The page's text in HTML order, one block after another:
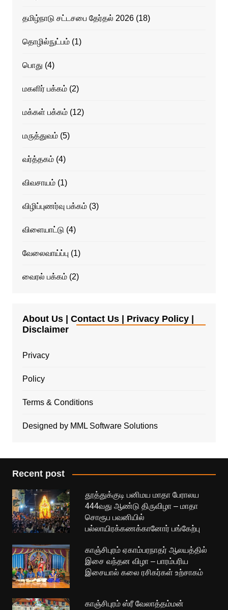
தமிழ்நாடு சட்டசபை தேர்தல் 2026(18)
தொழில்நுட்பம்(1)
பொது (4)
மகளிர் பக்கம்(2)
மக்கள் பக்கம்(12)
மருத்துவம்(5)
வர்த்தகம்(4)
விவசாயம்(1)
விழிப்புணர்வு பக்கம்(3)
விளையாட்டு (4)
வேலைவாய்ப்பு (1)
வைரல் பக்கம்(2)
About Us | Contact Us | Privacy Policy |
Disclaimer
Privacy
Policy
Terms & Conditions
Designed by MML Software Solutions
Recent post
தூத்துக்குடி பனிமய மாதா பேராலய
444வது ஆண்டு திருவிழா – மாதா
சொரூப பவனியில்
பல்லாயிரக்கணக்கானோர் பங்கேற்பு
காஞ்சிபுரம் ஏகாம்பரநாதர் ஆலயத்தில்
இசை வந்தன விழா – பாரம்பரிய
இசையால் கலை ரசிகர்கள் உற்சாகம்
காஞ்சிபுரம் ஸ்ரீ வேலாத்தம்மன்